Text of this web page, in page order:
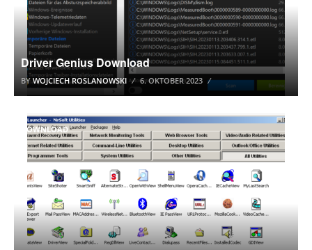
Driver Genius Download
BY WOJCIECH ROSLANOWSKI 6. OKTOBER 2023
DOWNLOAD